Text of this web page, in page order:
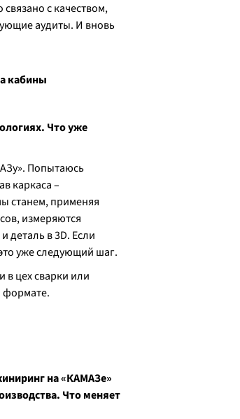
с качеством,
аудиты. И вновь
кабины
Что уже
Попытаюсь
каркаса –
станем, применяя
измеряются
деталь в 3D. Если
уже следующий шаг.
в цех сварки или
формате.
на «КАМАЗе»
Что меняет